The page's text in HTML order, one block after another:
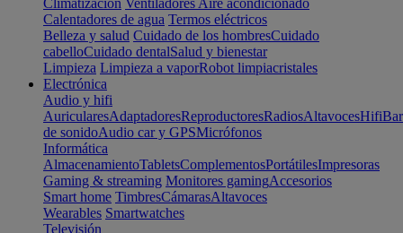
Climatización Ventiladores Aire acondicionado
Calentadores de agua Termos eléctricos
Belleza y salud Cuidado de los hombresCuidado
cabelloCuidado dentalSalud y bienestar
Limpieza Limpieza a vaporRobot limpiacristales
Electrónica
Audio y hifi
AuricularesAdaptadoresReproductoresRadiosAltavocesHifi
de sonidoAudio car y GPSMicrófonos
Informática
AlmacenamientoTabletsComplementosPortátilesImpresoras
Gaming & streaming Monitores gamingAccesorios
Smart home TimbresCámarasAltavoces
Wearables Smartwatches
Televisión